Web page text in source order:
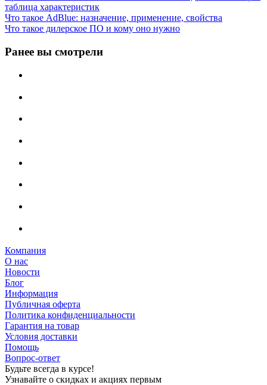
таблица характеристик
Что такое AdBlue: назначение, применение, свойства
Что такое дилерское ПО и кому оно нужно
Ранее вы смотрели
Компания
О нас
Новости
Блог
Информация
Публичная оферта
Политика конфиденциальности
Гарантия на товар
Условия доставки
Помощь
Вопрос-ответ
Будьте всегда в курсе!
Узнавайте о скидках и акциях первым